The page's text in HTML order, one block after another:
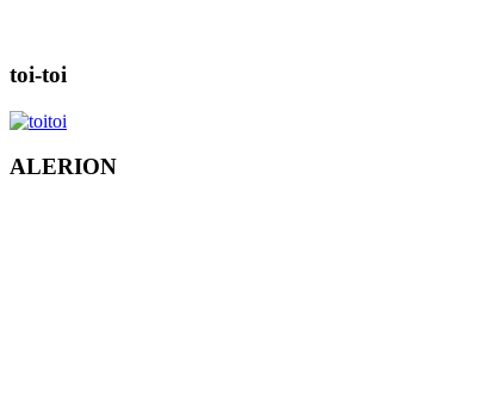
toi-toi
ALERION